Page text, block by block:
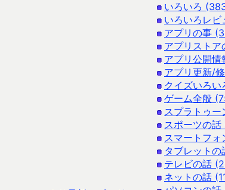
いろいろ
いろいろレビ
アプリの事
アプリスト
アプリ公開
アプリ更新/
クイズいろ
ゲーム全般
スプラトゥ
スポーツの
スマートフ
タブレットの
テレビの話
ネットの話